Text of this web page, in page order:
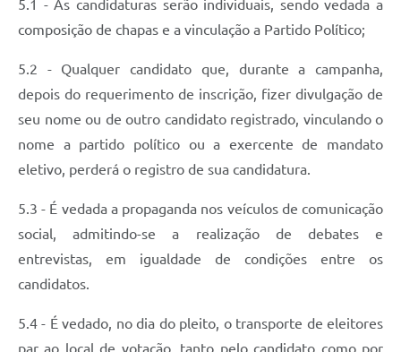
5.1 - As candidaturas serão individuais, sendo vedada a
composição de chapas e a vinculação a Partido Político;
5.2 - Qualquer candidato que, durante a campanha,
depois do requerimento de inscrição, fizer divulgação de
seu nome ou de outro candidato registrado, vinculando o
nome a partido político ou a exercente de mandato
eletivo, perderá o registro de sua candidatura.
5.3 - É vedada a propaganda nos veículos de comunicação
social, admitindo-se a realização de debates e
entrevistas, em igualdade de condições entre os
candidatos.
5.4 - É vedado, no dia do pleito, o transporte de eleitores
par ao local de votação, tanto pelo candidato como por